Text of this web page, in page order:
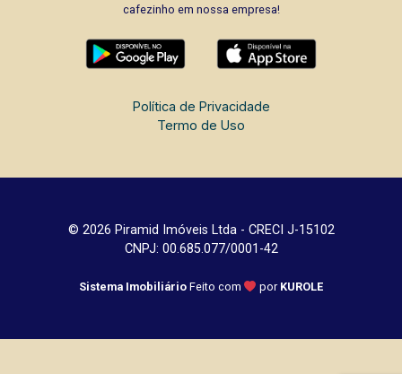
cafezinho em nossa empresa!
Política de Privacidade
Termo de Uso
© 2026 Piramid Imóveis Ltda - CRECI J-15102
CNPJ: 00.685.077/0001-42
Sistema Imobiliário Feito com por KUROLE